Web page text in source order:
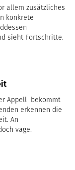
allem zusätzliches
konkrete
sieht Fortschritte.
Appell bekommt
erkennen die
An
vage.